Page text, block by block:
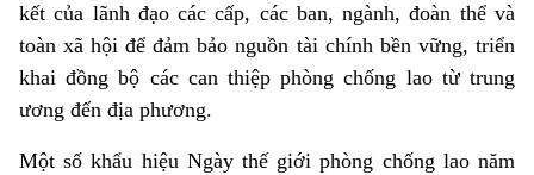
kết của lãnh đạo các cấp, các ban, ngành, đoàn thể và
toàn xã hội để đảm bảo nguồn tài chính bền vững, triển
khai đồng bộ các can thiệp phòng chống lao từ trung
ương đến địa phương.
Một số khẩu hiệu Ngày thế giới phòng chống lao năm